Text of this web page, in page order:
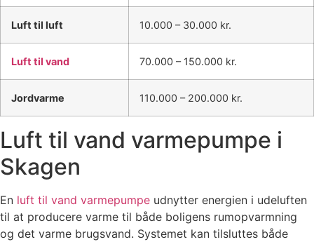
Luft til luft 10.000 – 30.000 kr.
Luft til vand 70.000 – 150.000 kr.
Jordvarme 110.000 – 200.000 kr.
Luft til vand varmepumpe i
Skagen
En luft til vand varmepumpe udnytter energien i udeluften
til at producere varme til både boligens rumopvarmning
og det varme brugsvand. Systemet kan tilsluttes både